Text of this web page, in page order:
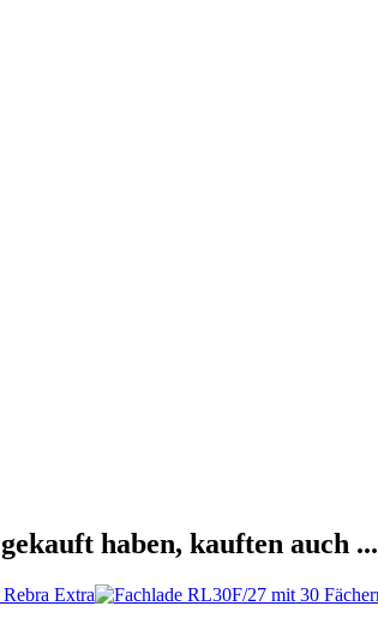
haben, kauften auch ...